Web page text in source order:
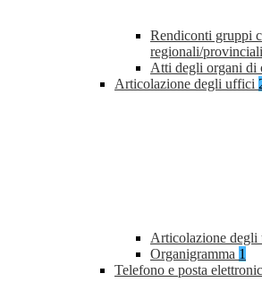
Rendiconti gruppi
regionali/provinciali
Atti degli organi di
Articolazione degli uffici
Articolazione degli
Organigramma 1
Telefono e posta